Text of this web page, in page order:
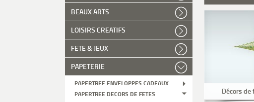
BEAUX ARTS
LOISIRS CREATIFS
FETE & JEUX
PAPETERIE
PAPERTREE ENVELOPPES CADEAUX
PAPERTREE DECORS DE FETES
Décors de